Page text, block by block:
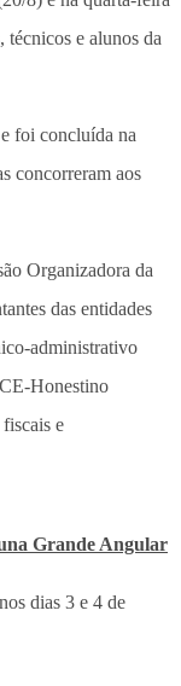
técnicos e alunos da
foi concluída na
concorreram aos
Organizadora da
das entidades
administrativo
Honestino
e
Grande Angular
dias 3 e 4 de